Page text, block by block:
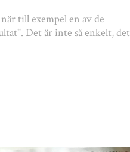
till exempel en av de
Det är inte så enkelt, det